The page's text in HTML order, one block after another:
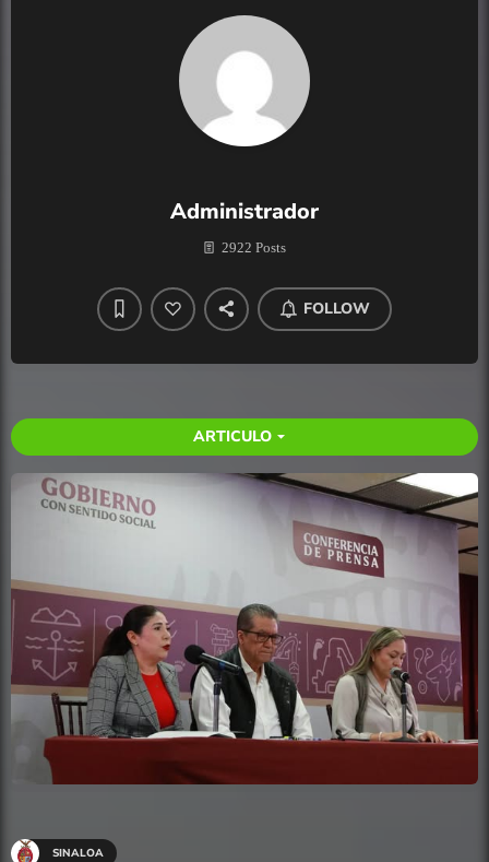
Administrador
2922 Posts
FOLLOW
ARTICULO arrow_drop_down
SINALOA